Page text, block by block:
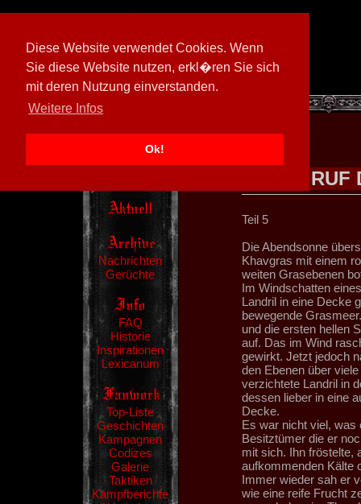
Diese Website verwendet Cookies. Wenn
Sie diese Website nutzen, erkl�ren Sie sich
mit deren Nutzung einverstanden.
Weitere Infos
Ok!
[ 602026/M3]
Nachrichten
Gerüchte
FAQ
Historie
Inspirationen
Lexicanum
Top-Liste
Geschichten
Kampagnen
Codizes
Galerie
Taktiken
Kampfberichte
RUF
Teil 5
Die Abendsonne
Khavgras mit einem
weiten Grasebenen
Im Windschatten
Landril in eine Decke
bewegende
und die ersten hellen
auf. Das im Wind
gewirkt. Jetzt jedoch
den Ebenen über
verzichtete Landril in
dessen lieber in eine
Decke.
Es war nicht viel, was
Besitztümer die er
mit sich. Ihn fröstelte,
aufkommenden Kälte
Immer wieder sah er
wie eine reife Frucht